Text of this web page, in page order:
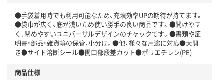
●手袋着用時でも利用可能なため、充填効率UPの期待が持てます。
●袋巾が広く、底が浅いため使い勝手の良い商品です。●開けやす
く、閉めやすいユニバーサルデザインのチャックです。●書類や証
明書・部品・雑貨等の保管、小分け。●他、様々な用途に対応●天開
き●サイド溶断シール●開口部段差カット●ポリエチレン(PE)
商品仕様